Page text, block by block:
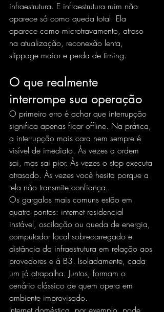
infraestrutura. E infraestrutura ruim não
aparece só como queda total. Ela
aparece como microtravamento, atraso
na atualização, reconexão lenta,
slippage maior e perda de timing.
O que realmente
interrompe sua operação
O primeiro erro é achar que interrupção
significa apenas ficar offline. Na prática,
a interrupção mais cara nem sempre é
visível de imediato. Às vezes a ordem
sai, mas sai pior. Às vezes o stop executa
atrasado. Às vezes você hesita porque a
tela não transmite confiança.
Os gargalos mais comuns estão em
quatro pontos: internet residencial
instável, oscilação ou queda de energia,
computador local sobrecarregado e
distância da infraestrutura em relação aos
provedores e à B3. Isoladamente, cada
um já atrapalha. Juntos, formam o
cenário clássico de quem opera em
ambiente improvisado.